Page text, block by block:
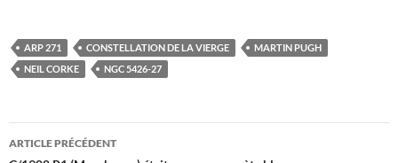
ARP 271 CONSTELLATION DE LA VIERGE
MARTIN PUGH
NEIL CORKE
NGC 5426-27
Navigation
ARTICLE PRÉCÉDENT